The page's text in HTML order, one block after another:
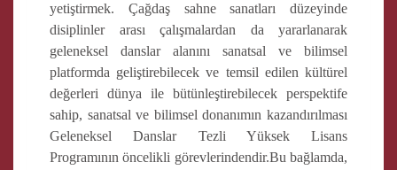
yetiştirmek. Çağdaş sahne sanatları düzeyinde
disiplinler arası çalışmalardan da yararlanarak
geleneksel danslar alanını sanatsal ve bilimsel
platformda geliştirebilecek ve temsil edilen kültürel
değerleri dünya ile bütünleştirebilecek perspektife
sahip, sanatsal ve bilimsel donanımın kazandırılması
Geleneksel Danslar Tezli Yüksek Lisans
Programının öncelikli görevlerindendir.Bu bağlamda,